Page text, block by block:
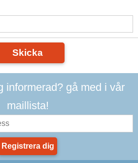
Skicka
informerad? gå med i vår
maillista!
Registrera dig